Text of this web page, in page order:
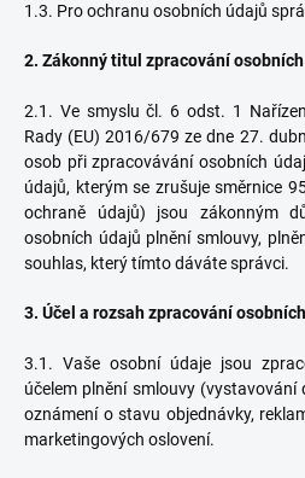
1.3. Pro ochranu osobních údajů
2. Zákonný titul zpracování
2.1. Ve smyslu čl. 6 odst. 1
Rady (EU) 2016/679 ze dne 27.
osob při zpracovávání osobních
údajů, kterým se zrušuje směrnice
ochraně údajů) jsou zákonným
osobních údajů plnění smlouvy,
souhlas, který tímto dáváte správci.
3. Účel a rozsah zpracování
3.1. Vaše osobní údaje jsou
účelem plnění smlouvy
oznámení o stavu objednávky,
marketingových oslovení.